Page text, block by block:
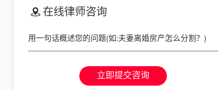
在线律师咨询
立即提交咨询